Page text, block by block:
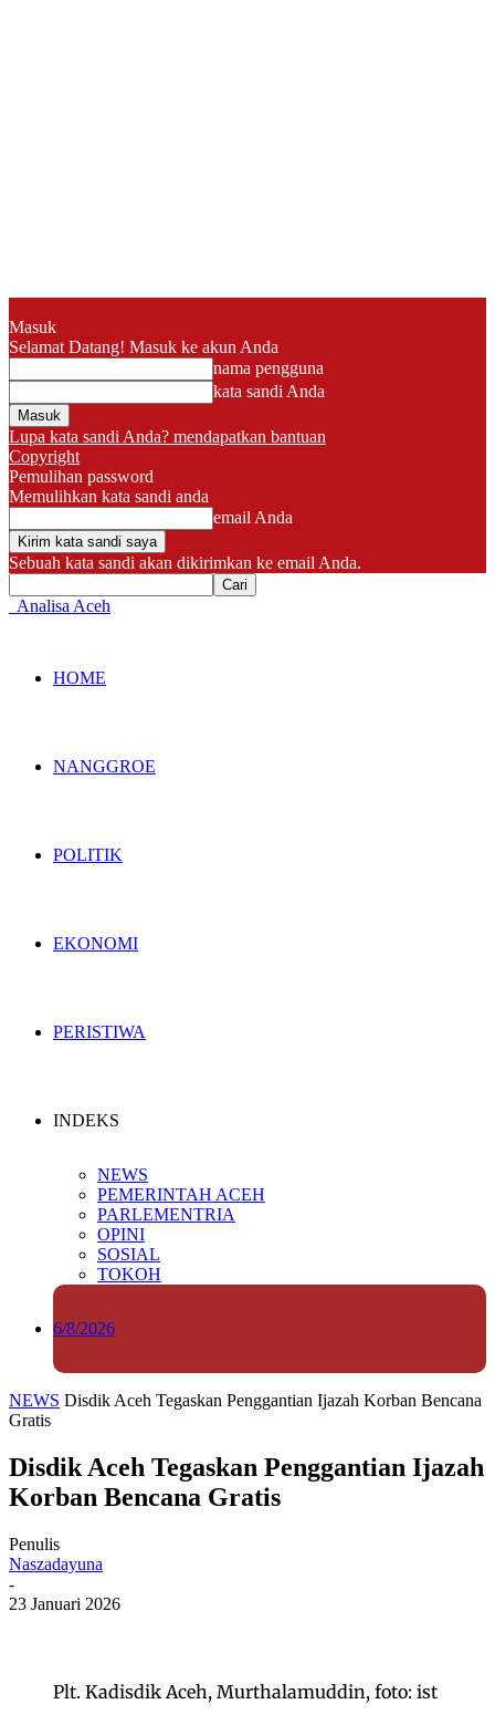
Masuk
Selamat Datang! Masuk ke akun Anda
nama pengguna
kata sandi Anda
Lupa kata sandi Anda? mendapatkan bantuan
Copyright
Pemulihan password
Memulihkan kata sandi anda
email Anda
Sebuah kata sandi akan dikirimkan ke email Anda.
Analisa Aceh
HOME
NANGGROE
POLITIK
EKONOMI
PERISTIWA
INDEKS
NEWS
PEMERINTAH ACEH
PARLEMENTRIA
OPINI
SOSIAL
TOKOH
6/8/2026
NEWS Disdik Aceh Tegaskan Penggantian Ijazah Korban Bencana
Gratis
Disdik Aceh Tegaskan Penggantian Ijazah
Korban Bencana Gratis
Penulis
Naszadayuna
-
23 Januari 2026
Plt. Kadisdik Aceh, Murthalamuddin, foto: ist